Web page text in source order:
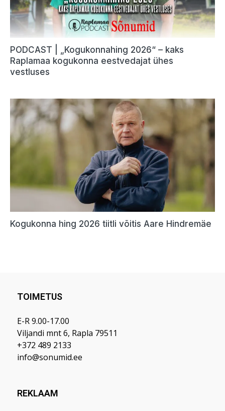
TOIMETUS
E-R 9.00-17.00
Viljandi mnt 6, Rapla 79511
+372 489 2133
info@sonumid.ee
REKLAAM